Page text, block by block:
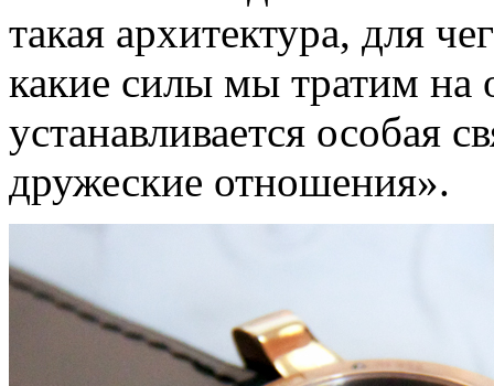
такая архитектура, для
какие силы мы тратим на
устанавливается особая
дружеские отношения».